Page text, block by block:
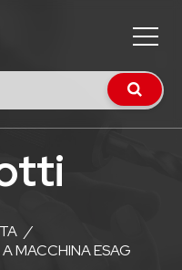
/
MACCHINA ESAG